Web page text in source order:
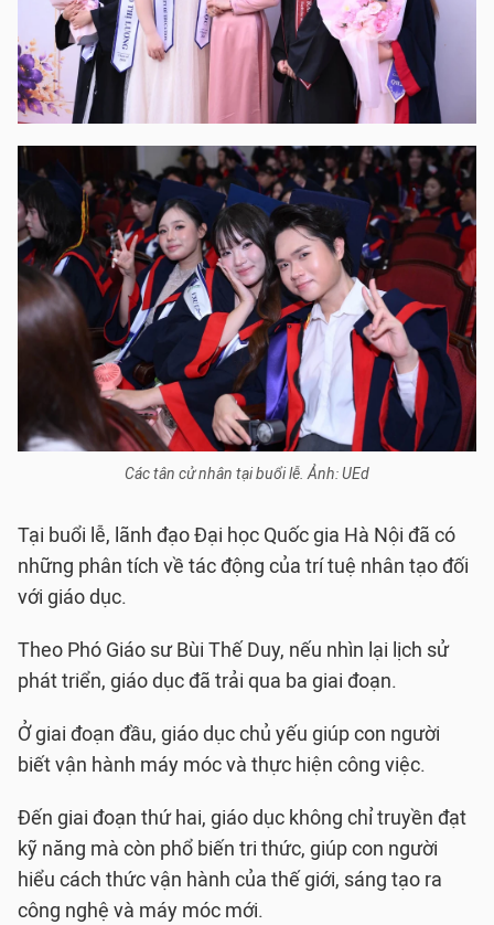
Các tân cử nhân tại buổi lễ. Ảnh: UEd
Tại buổi lễ, lãnh đạo Đại học Quốc gia Hà Nội đã có
những phân tích về tác động của trí tuệ nhân tạo đối
với giáo dục.
Theo Phó Giáo sư Bùi Thế Duy, nếu nhìn lại lịch sử
phát triển, giáo dục đã trải qua ba giai đoạn.
Ở giai đoạn đầu, giáo dục chủ yếu giúp con người
biết vận hành máy móc và thực hiện công việc.
Đến giai đoạn thứ hai, giáo dục không chỉ truyền đạt
kỹ năng mà còn phổ biến tri thức, giúp con người
hiểu cách thức vận hành của thế giới, sáng tạo ra
công nghệ và máy móc mới.